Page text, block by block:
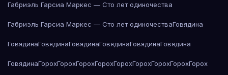
Габриэль Гарсиа Маркес — Сто лет одиночества
Габриэль Гарсиа Маркес — Сто лет одиночестваГовядина
ГовядинаГовядинаГовядинаГовядинаГовядинаГовядина
ГовядинаГорохГорохГорохГорохГорохГорохГорохГорохГорох